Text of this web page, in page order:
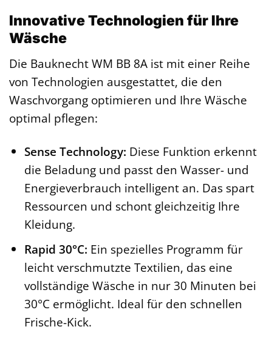
Innovative Technologien für Ihre
Wäsche
Die Bauknecht WM BB 8A ist mit einer Reihe
von Technologien ausgestattet, die den
Waschvorgang optimieren und Ihre Wäsche
optimal pflegen:
Sense Technology: Diese Funktion erkennt
die Beladung und passt den Wasser- und
Energieverbrauch intelligent an. Das spart
Ressourcen und schont gleichzeitig Ihre
Kleidung.
Rapid 30°C: Ein spezielles Programm für
leicht verschmutzte Textilien, das eine
vollständige Wäsche in nur 30 Minuten bei
30°C ermöglicht. Ideal für den schnellen
Frische-Kick.